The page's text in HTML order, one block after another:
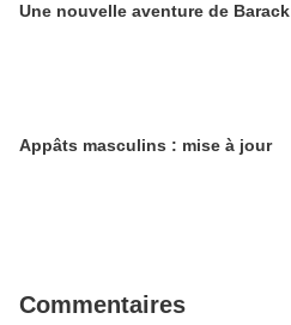
Une nouvelle aventure de Barack
Appâts masculins : mise à jour
Commentaires